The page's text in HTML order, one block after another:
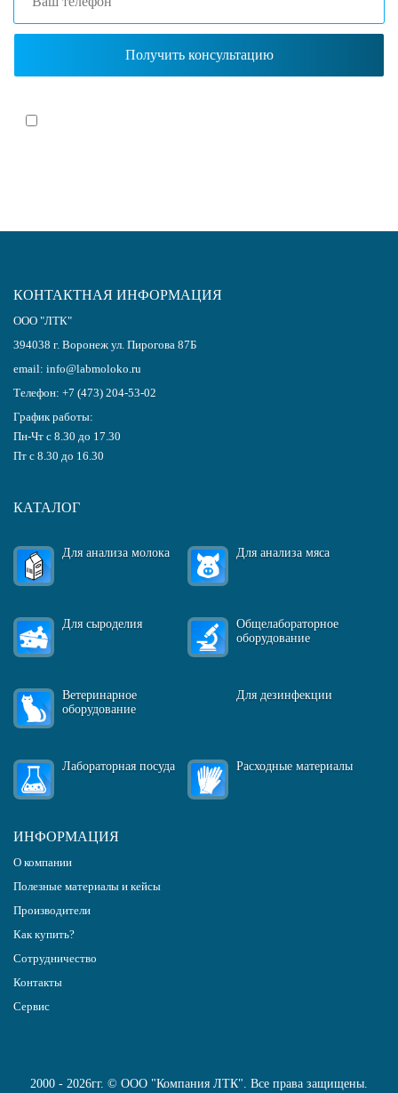
КОНТАКТНАЯ ИНФОРМАЦИЯ
ООО "ЛТК"
394038 г. Воронеж ул. Пирогова 87Б
email: info@labmoloko.ru
Телефон: +7 (473) 204-53-02
График работы:
Пн-Чт с 8.30 до 17.30
Пт с 8.30 до 16.30
КАТАЛОГ
Для анализа молока Для анализа мяса
Для сыроделия
Общелабораторное
оборудование
Ветеринарное
оборудование
Для дезинфекции
Лабораторная посуда Расходные материалы
ИНФОРМАЦИЯ
О компании
Полезные материалы и кейсы
Производители
Как купить?
Сотрудничество
Контакты
Сервис
2000 - 2026гг. © ООО "Компания ЛТК". Все права защищены.